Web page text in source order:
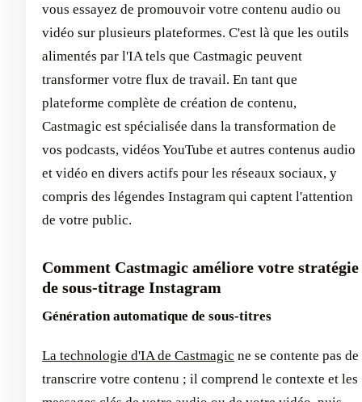
vous essayez de promouvoir votre contenu audio ou
vidéo sur plusieurs plateformes. C'est là que les outils
alimentés par l'IA tels que Castmagic peuvent
transformer votre flux de travail. En tant que
plateforme complète de création de contenu,
Castmagic est spécialisée dans la transformation de
vos podcasts, vidéos YouTube et autres contenus audio
et vidéo en divers actifs pour les réseaux sociaux, y
compris des légendes Instagram qui captent l'attention
de votre public.
Comment Castmagic améliore votre stratégie
de sous-titrage Instagram
Génération automatique de sous-titres
La technologie d'IA de Castmagic ne se contente pas de
transcrire votre contenu ; il comprend le contexte et les